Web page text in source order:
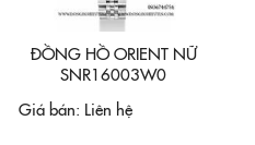
ĐỒNG HỒ ORIENT NỮ
SNR16003W0
Giá bán: Liên hệ